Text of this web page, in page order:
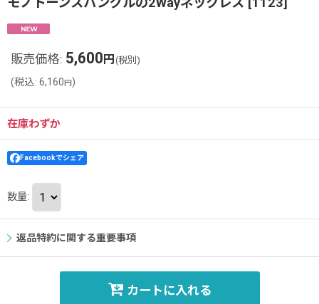
販売価格: 5,600 円 (税別)
(税込: 6,160円)
在庫わずか
Facebookでシェア
数量:
返品特約に関する重要事項
カートに入れる